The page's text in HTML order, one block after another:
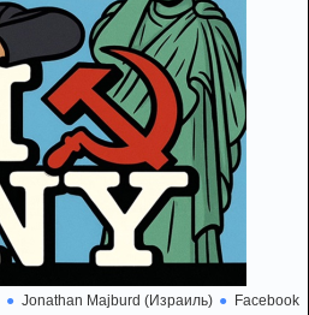
Jonathan Majburd (Израиль) Facebook